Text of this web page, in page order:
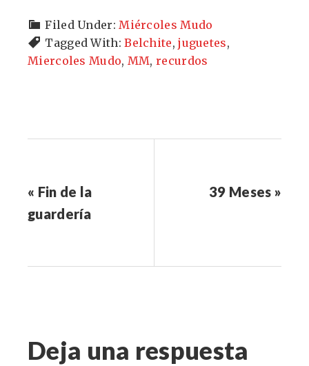
Filed Under:Miércoles Mudo
Tagged With:Belchite,juguetes,
Miercoles Mudo, MM,recurdos
« Fin de la
guardería
39 Meses »
Deja una respuesta